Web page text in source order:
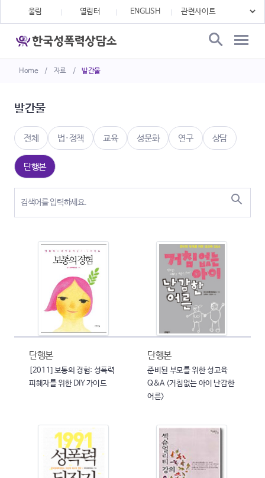
Home / 자료 / 발간물
울림 열림터 ENGLISH
발간물
전체 법·정책 교육 성문화 연구 상담
단행본
단행본
[2011] 보통의 경험: 성폭력
피해자를 위한 DIY 가이드
단행본
준비된 부모를 위한 성교육
Q&A <거침없는 아이 난감한
어른>